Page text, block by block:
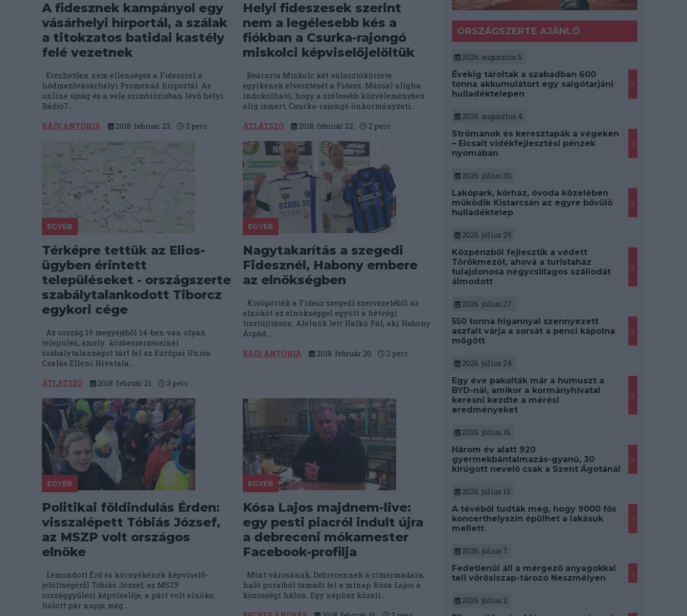
A fidesznek kampányol egy
vásárhelyi hírportál, a szálak
a titokzatos batidai kastély
felé vezetnek
Érezhetően nem ellenséges a Fidesszel a
hódmezővásárhelyi Promenád hírportál. Az
online újság és a vele szimbiózisban lévő helyi
Rádió7...
RÁDI ANTÓNIA 2018. február 23. 3 perc
Helyi fideszesek szerint
nem a legélesebb kés a
fiókban a Csurka-rajongó
miskolci képviselőjelöltük
Beárazta Miskolc két választókörzete
egyikének elvesztését a Fidesz. Mással aligha
indokolható, hogy a szélesebb közvéleményben
alig ismert, Csurka-rajongó önkormányzati...
ÁTLÁTSZÓ 2018. február 22. 2 perc
EGYÉB
Térképre tettük az Elios-
ügyben érintett
településeket - országszerte
szabálytalankodott Tiborcz
egykori cége
Az ország 19 megyéjéből 14-ben van olyan
település, amely közbeszerzéseinél
szabálytalanságot tárt fel az Európai Uniós
Csalás Elleni Hivatala...
ÁTLÁTSZÓ 2018. február 21. 3 perc
EGYÉB
Nagytakarítás a szegedi
Fidesznél, Habony embere
az elnökségben
Kisöpörték a Fidesz szegedi szervezetéből az
elnököt az elnökséggel együtt a hétvégi
tisztújításon. Alelnök lett Halkó Pál, aki Habony
Árpád...
RÁDI ANTÓNIA 2018. február 20. 2 perc
EGYÉB
Politikai földindulás Érden:
visszalépett Tóbiás József,
az MSZP volt országos
elnöke
Lemondott Érd és környékének képviselő-
jelöltségéről Tóbiás József, az MSZP
országgyűlési képviselője, a párt volt elnöke,
holott pár napja még...
EGYÉB
Kósa Lajos majdnem-live:
egy pesti piacról indult újra
a debreceni mókamester
Facebook-profilja
Mint városának, Debrecennek a címermadara,
haló poraiból támadt fel a minap Kósa Lajos a
közösségi hálón. Egy néphez közeli...
ORSZÁGSZERTE AJÁNLÓ
2026. augusztus 5.
Évekig tároltak a szabadban 600
tonna akkumulátort egy salgótarjáni
hulladéktelepen
2026. augusztus 4.
Strómanok és keresztapák a végeken
– Elcsalt vidékfejlesztési pénzek
nyomában
2026. július 30.
Lakópark, kórház, óvoda közelében
működik Kistarcsán az egyre bővülő
hulladéktelep
2026. július 29.
Közpénzből fejlesztik a védett
Törökmezőt, ahová a turistaház
tulajdonosa négycsillagos szállodát
álmodott
2026. július 27.
550 tonna higannyal szennyezett
aszfalt várja a sorsát a penci kápolna
mögött
2026. július 24.
Egy éve pakolták már a humuszt a
BYD-nál, amikor a kormányhivatal
keresni kezdte a mérési
eredményeket
2026. július 16.
Három év alatt 920
gyermekbántalmazás-gyanú, 30
kirúgott nevelő csak a Szent Ágotánál
2026. július 13.
A tévéből tudták meg, hogy 9000 fős
koncerthelyszín épülhet a lakásuk
mellett
2026. július 7.
Fedetlenül áll a mérgező anyagokkal
teli vörösiszap-tározó Neszmélyen
2026. július 2.